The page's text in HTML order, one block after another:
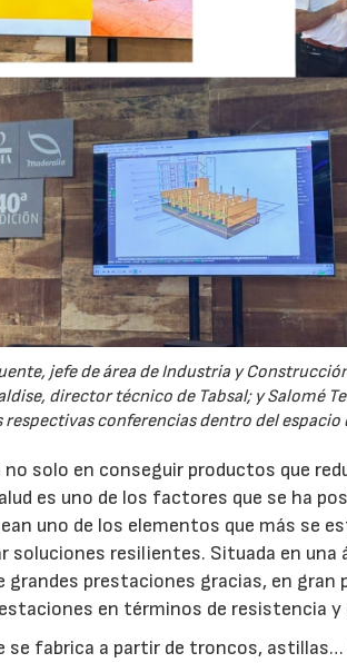
jefe de área de Industria y
director técnico de Tabsal; y Salomé
respectivas conferencias dentro del espacio
solo en conseguir productos que
es uno de los factores que se ha
uno de los elementos que más se
soluciones resilientes. Situada en una
grandes prestaciones gracias, en
en términos de resistencia y
se fabrica a partir de troncos,